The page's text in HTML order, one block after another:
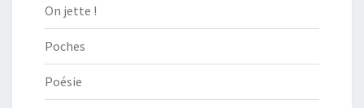
On jette !
Poches
Poésie